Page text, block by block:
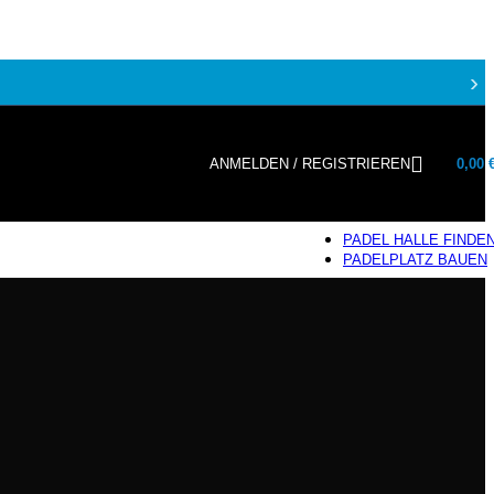
›
ANMELDEN / REGISTRIEREN 0,00
PADEL HALLE
PADELPLATZ BAUEN